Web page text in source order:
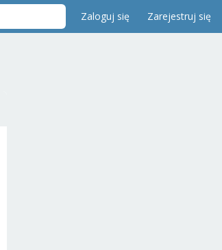
Zaloguj się Zarejestruj się